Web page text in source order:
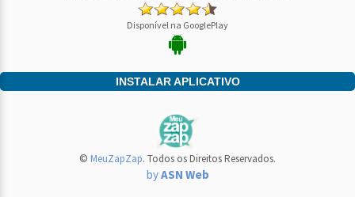
Disponível na GooglePlay
INSTALAR APLICATIVO
© MeuZapZap. Todos os Direitos Reservados.
byASN Web